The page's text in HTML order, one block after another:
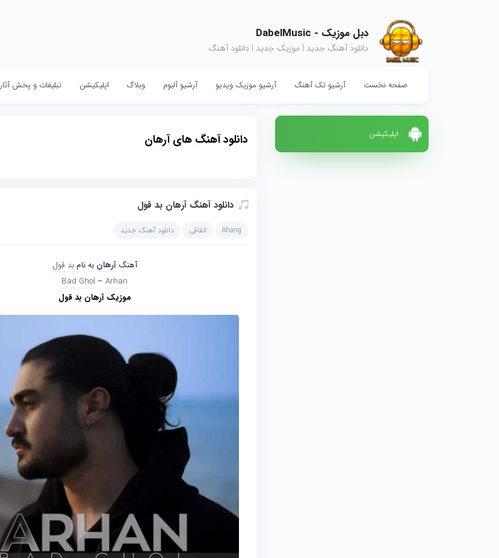
دبل موزیک - DabelMusic
دانلود آهنگ جدید | موزیک جدید | دانلود آهنگ
صفحه نخست آرشیو تک آهنگ آرشیو موزیک ویدیو آرشیو آلبوم وبلاگ اپلیکیشن تبلیغات و پخش آثار
اپلیکیشن دانلود آهنگ های آرهان
دانلود آهنگ آرهان بد قول
Ahang اتفاقی دانلود آهنگ جدید
آهنگآرهان به نامبد قول
Arhan‏
–
Bad Ghol
موزیک آرهان بد قول